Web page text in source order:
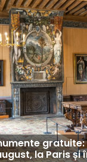
la Paris și